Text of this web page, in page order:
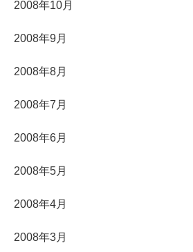
2008年10月
2008年9月
2008年8月
2008年7月
2008年6月
2008年5月
2008年4月
2008年3月